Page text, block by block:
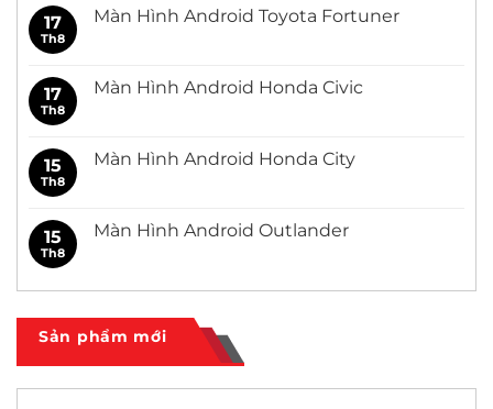
luận
ở
Toyota
Innova
17
Th8
Màn Hình Android Toyota Fortuner
luận
ở
Toyota
Fortuner
17
Th8
Màn Hình Android Honda Civic
luận
ở
Honda
Civic
15
Th8
Màn Hình Android Honda City
luận
ở
Honda
15
Th8
Màn Hình Android Outlander
luận
Màn
Hình
Outlander
Sản phẩm mới